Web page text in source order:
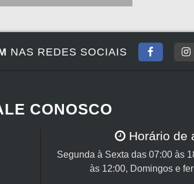
NAS REDES SOCIAIS
CONOSCO
Horário de
Segunda à Sexta das 07:00 às
às 12:00, Domingos e